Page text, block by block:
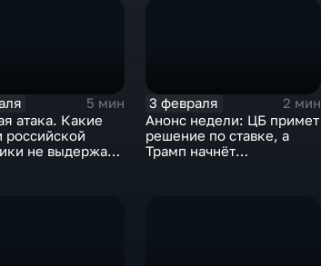
5 мин
атака. Какие
российской
не выдержат
3 февраля
2 мин
Анонс недели: ЦБ примет
решение по ставке, а
Трамп начнёт